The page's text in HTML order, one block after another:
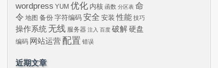
wordpress YUM 优化 内核 函数 分区表 命
令 地图 备份 字符编码 安全 安装 性能 技巧
操作系统 无线 服务器 注入 百度 破解硬盘
编码 网站运营 配置 错误
近期文章